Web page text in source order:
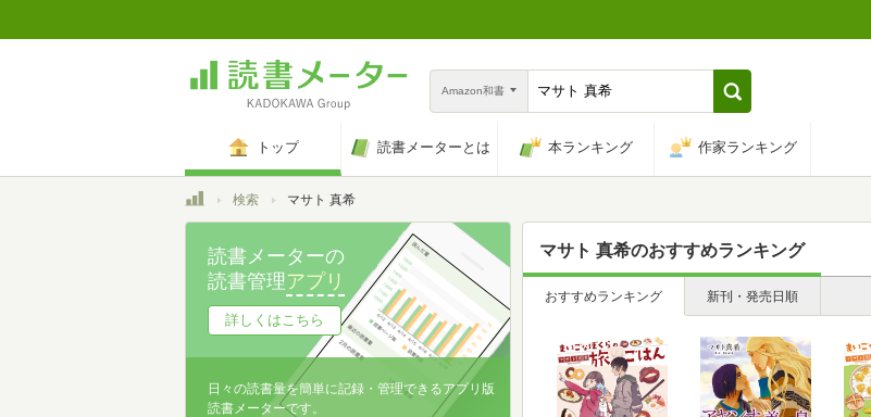
Amazon和書
トップ 読書メーターとは 本ランキング 作家ランキング
トップ検索 マサト 真希
マサト 真希のおすすめランキング
おすすめランキング 新刊・発売日順
読書メーターの
読書管理アプリ
詳しくはこちら
日々の読書量を簡単に記録・管理できるアプリ版
読書メーターです。